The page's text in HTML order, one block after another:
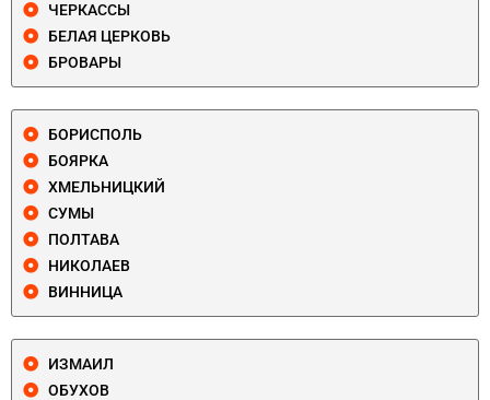
ЧЕРКАССЫ
БЕЛАЯ ЦЕРКОВЬ
БРОВАРЫ
БОРИСПОЛЬ
БОЯРКА
ХМЕЛЬНИЦКИЙ
СУМЫ
ПОЛТАВА
НИКОЛАЕВ
ВИННИЦА
ИЗМАИЛ
ОБУХОВ